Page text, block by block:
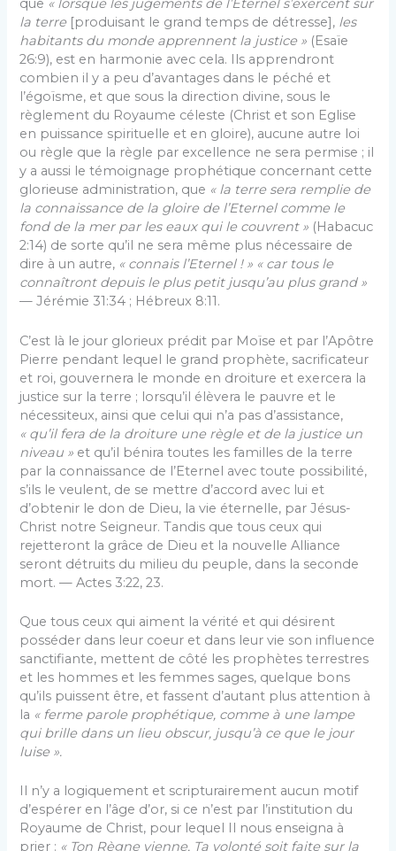
que « lorsque les jugements de l’Eternel s’exercent sur
la terre[produisant le grand temps de détresse], les
habitants du monde apprennent la justice » (Esaïe
26:9), est en harmonie avec cela. Ils apprendront
combien il y a peu d’avantages dans le péché et
l’égoïsme, et que sous la direction divine, sous le
règlement du Royaume céleste (Christ et son Eglise
en puissance spirituelle et en gloire), aucune autre loi
ou règle que la règle par excellence ne sera permise ; il
y a aussi le témoignage prophétique concernant cette
glorieuse administration, que « la terre sera remplie de
la connaissance de la gloire de l’Eternel comme le
fond de la mer par les eaux qui le couvrent » (Habacuc
2:14) de sorte qu’il ne sera même plus nécessaire de
dire à un autre, « connais l’Eternel ! » « cartous le
connaîtront depuis le plus petit jusqu’au plus grand »
— Jérémie 31:34 ; Hébreux 8:11.
C’est là le jour glorieux prédit par Moïse et par l’Apôtre
Pierre pendant lequel le grand prophète, sacrificateur
et roi, gouvernera le monde en droiture et exercera la
justice sur la terre ; lorsqu’il élèvera le pauvre et le
nécessiteux, ainsi que celui qui n’a pas d’assistance,
« qu’il fera de la droiture une règle et de la justice un
niveau » et qu’il bénira toutes les familles de la terre
par la connaissance de l’Eternel avec toute possibilité,
s’ils le veulent, de se mettre d’accord avec lui et
d’obtenir le don de Dieu, la vie éternelle, par Jésus-
Christ notre Seigneur. Tandis que tous ceux qui
rejetteront la grâce de Dieu et la nouvelle Alliance
seront détruits du milieu du peuple, dans la seconde
mort. — Actes 3:22, 23.
Que tous ceux qui aiment la vérité et qui désirent
posséder dans leur coeur et dans leur vie son influence
sanctifiante, mettent de côté les prophètes terrestres
et les hommes et les femmes sages, quelque bons
qu’ils puissent être, et fassent d’autant plus attention à
la « ferme parole prophétique, comme à une lampe
qui brille dans un lieu obscur, jusqu’à ce que le jour
luise ».
Il n’y a logiquement et scripturairement aucun motif
d’espérer en l’âge d’or, si ce n’est par l’institution du
Royaume de Christ, pour lequel Il nous enseigna à
prier : « Ton Règne vienne, Ta volonté soit faite sur la